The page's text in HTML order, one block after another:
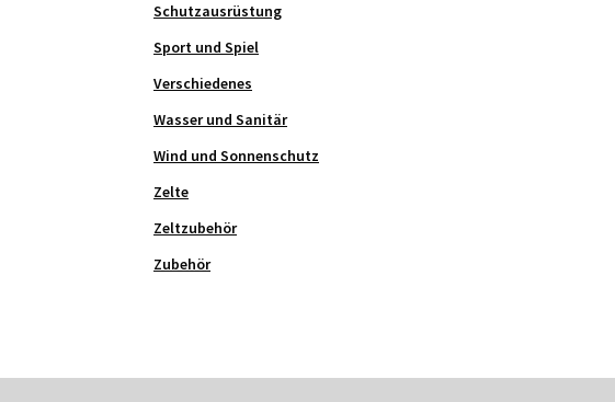
Schutzausrüstung
Sport und Spiel
Verschiedenes
Wasser und Sanitär
Wind und Sonnenschutz
Zelte
Zeltzubehör
Zubehör